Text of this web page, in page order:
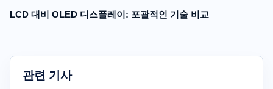
LCD 대비 OLED 디스플레이: 포괄적인 기술 비교
관련 기사